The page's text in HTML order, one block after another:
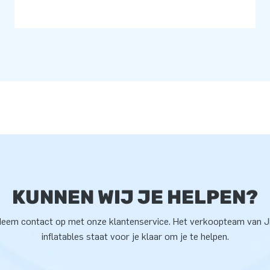
KUNNEN WIJ JE HELPEN?
contact op met onze klantenservice. Het verkoopteam van
inflatables staat voor je klaar om je te helpen.